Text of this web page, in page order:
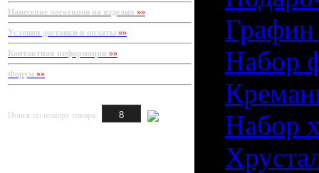
Нанесение логотипов на изделия »»
Условия доставки и оплаты »»
Контактная информация »»
Форум »»
Поиск по номеру товара:
Графин
Набор
Набор